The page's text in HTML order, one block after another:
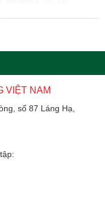
VIỆT NAM
số 87 Láng Hạ,